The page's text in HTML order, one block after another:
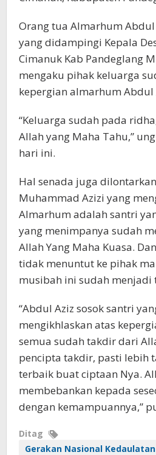
Orang tua Almarhum Abdul
yang didampingi Kepala
Cimanuk Kab Pandeglang
mengaku pihak keluarga
kepergian almarhum Abdul
“Keluarga sudah pada
Allah yang Maha Tahu,”
hari ini.
Hal senada juga
Muhammad Azizi yang
Almarhum adalah santri
yang menimpanya sudah
Allah Yang Maha Kuasa.
tidak menuntut ke pihak
musibah ini sudah menjadi
“Abdul Aziz sosok santri
mengikhlaskan atas
semua sudah takdir dari
pencipta takdir, pasti lebih
terbaik buat ciptaan Nya.
membebankan kepada
dengan kemampuannya,”
Ditag
Gerakan Nasional Kedaulatan